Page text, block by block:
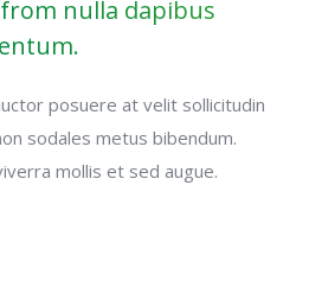
nulla dapibus
posuere at velit sollicitudin
sodales metus bibendum.
mollis et sed augue.